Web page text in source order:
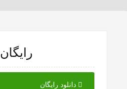
رایگان
دانلود رایگان